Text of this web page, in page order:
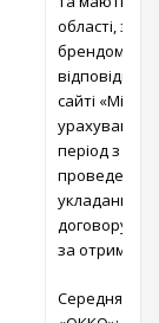
області,
брендом
відповідно
сайті
період з
проведення
укладання
договору у
за отримане
Середня